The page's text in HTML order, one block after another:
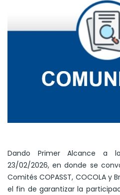
Dando Primer Alcance a
23/02/2026, en donde se
Comités COPASST, COCOLA y
el fin de garantizar la